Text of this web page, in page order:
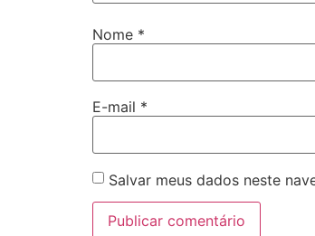
Nome *
E-mail *
Salvar meus dados neste